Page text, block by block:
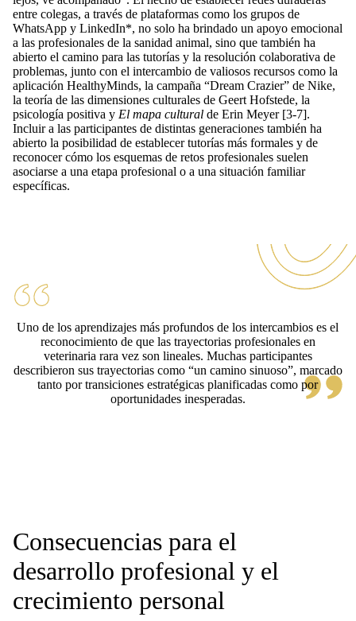
entre colegas, a través de plataformas como los grupos de
WhatsApp y LinkedIn*, no solo ha brindado un apoyo emocional
a las profesionales de la sanidad animal, sino que también ha
abierto el camino para las tutorías y la resolución colaborativa de
problemas, junto con el intercambio de valiosos recursos como la
aplicación HealthyMinds, la campaña “Dream Crazier” de Nike,
la teoría de las dimensiones culturales de Geert Hofstede, la
psicología positiva y El mapa cultural de Erin Meyer [3-7].
Incluir a las participantes de distintas generaciones también ha
abierto la posibilidad de establecer tutorías más formales y de
reconocer cómo los esquemas de retos profesionales suelen
asociarse a una etapa profesional o a una situación familiar
específicas.
Uno de los aprendizajes más profundos de los intercambios es el
reconocimiento de que las trayectorias profesionales en
veterinaria rara vez son lineales. Muchas participantes
describieron sus trayectorias como “un camino sinuoso”, marcado
tanto por transiciones estratégicas planificadas como por
oportunidades inesperadas.
Consecuencias para el
desarrollo profesional y el
crecimiento personal